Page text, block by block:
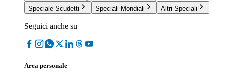
Speciale Scudetti
Speciali Mondiali Altri Speciali
Seguici anche su
Area personale